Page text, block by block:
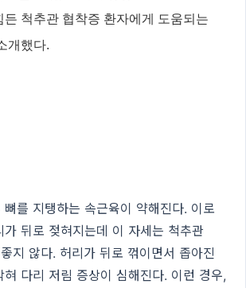
든 척추관 협착증 환자에게 도움되는
개했다.
를 지탱하는 속근육이 약해진다. 이로
가 뒤로 젖혀지는데 이 자세는 척추관
지 않다. 허리가 뒤로 꺾이면서 좁아진
혀 다리 저림 증상이 심해진다. 이런 경우,